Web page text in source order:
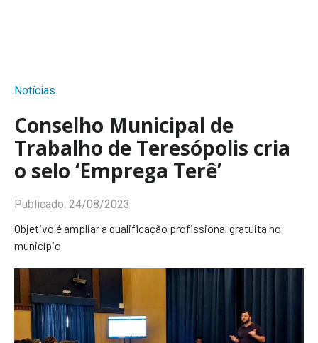
Notícias
Conselho Municipal de
Trabalho de Teresópolis cria
o selo ‘Emprega Terê’
Publicado: 24/08/2023
Objetivo é ampliar a qualificação profissional gratuita no
município